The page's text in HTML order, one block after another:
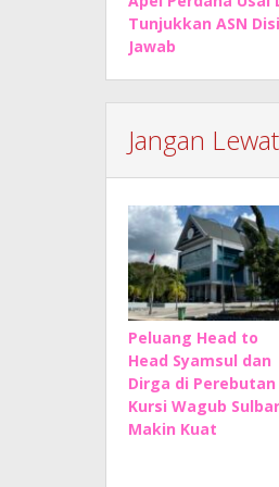
pos
Tunjukkan ASN
Jawab
Jangan
Peluang Head to
Head Syamsul dan
Dirga di Perebutan
Kursi Wagub Sulbar
Makin Kuat